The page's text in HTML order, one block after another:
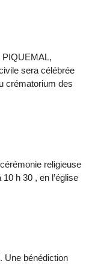
PIQUEMAL,
sera célébrée
crématorium des
religieuse
h 30 , en l’église
. Une bénédiction